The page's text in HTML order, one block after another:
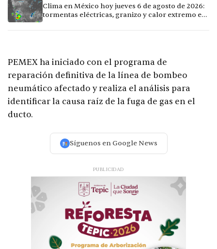
Clima en México hoy jueves 6 de agosto de 2026:
tormentas eléctricas, granizo y calor extremo en
PEMEX ha iniciado con el programa de
reparación definitiva de la línea de bombeo
neumático afectado y realiza el análisis para
identificar la causa raíz de la fuga de gas en el
ducto.
Síguenos en Google News
PUBLICIDAD